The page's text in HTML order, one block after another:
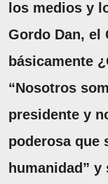
los medios y
Gordo Dan, el
básicamente
“Nosotros
presidente y
poderosa que
humanidad”